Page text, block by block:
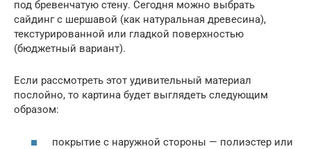
под бревенчатую стену. Сегодня можно выбрать
сайдинг с шершавой (как натуральная древесина),
текстурированной или гладкой поверхностью
(бюджетный вариант).
Если рассмотреть этот удивительный материал
послойно, то картина будет выглядеть следующим
образом:
покрытие с наружной стороны — полиэстер или